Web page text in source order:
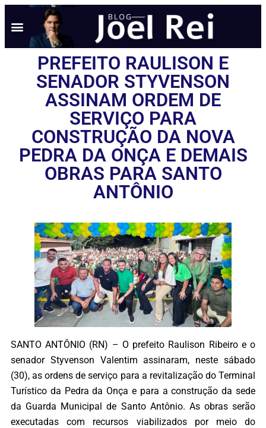
PREFEITO RAULISON E
SENADOR STYVENSON
ASSINAM ORDEM DE
SERVIÇO PARA
CONSTRUÇÃO DA NOVA
PEDRA DA ONÇA E DEMAIS
OBRAS PARA SANTO
ANTÔNIO
SANTO ANTÔNIO (RN) – O prefeito Raulison Ribeiro e o
senador Styvenson Valentim assinaram, neste sábado
(30), as ordens de serviço para a revitalização do Terminal
Turístico da Pedra da Onça e para a construção da sede
da Guarda Municipal de Santo Antônio. As obras serão
executadas com recursos viabilizados por meio do